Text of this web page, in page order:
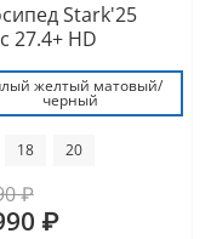
Stark'25
27.4+ HD
желтый матовый/
черный
18 20
₽
₽